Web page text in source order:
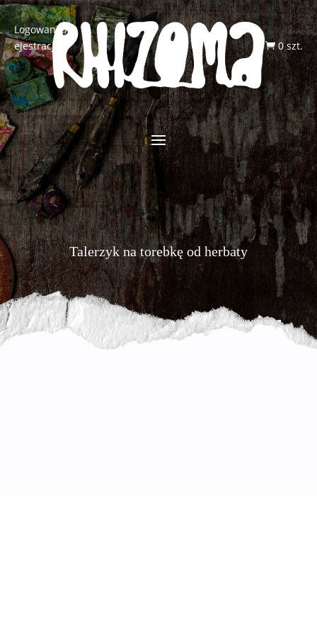
Logowanie/R
ejestracja
 0 szt.
Talerzyk na torebkę od herbaty